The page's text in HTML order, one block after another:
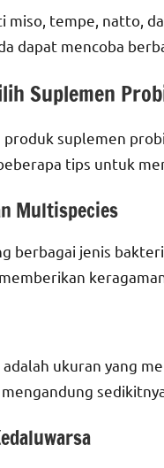
tempe, natto,
dapat mencoba
Suplemen
produk suplemen
tips untuk
Multispecies
berbagai jenis
adalah ukuran yang